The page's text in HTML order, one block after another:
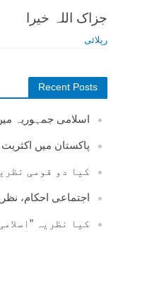
جزاک اللہ خیرا
رپلائی
Recent Posts
اسلامی جمہوریہ
پاکستان میں
کیا دو قومی
اجتماعی احکام،
کیا نظریہ